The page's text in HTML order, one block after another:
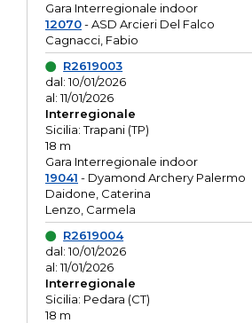
Gara Interregionale indoor
12070- ASD Arcieri Del Falco
Cagnacci, Fabio
R2619003
dal: 10/01/2026
al: 11/01/2026
Interregionale
Sicilia: Trapani (TP)
18 m
Gara Interregionale indoor
19041 - Dyamond Archery Palermo
Daidone, Caterina
Lenzo, Carmela
R2619004
dal: 10/01/2026
al: 11/01/2026
Interregionale
Sicilia: Pedara (CT)
18 m